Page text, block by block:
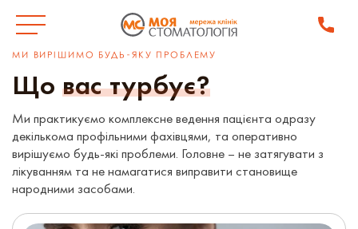
МИ ВИРІШИМО БУДЬ-ЯКУ ПРОБЛЕМУ
Щовас турбує?
Ми практикуємо комплексне ведення пацієнта одразу
декількома профільними фахівцями, та оперативно
вирішуємо будь-які проблеми. Головне – не затягувати з
лікуванням та не намагатися виправити становище
народними засобами.